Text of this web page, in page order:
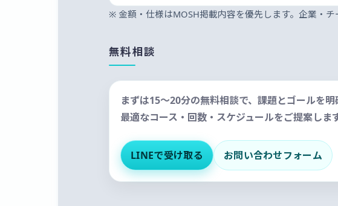
※ 金額・仕様はMOSH掲載内容を優先します。企業・チ
無料相談
まずは15〜20分の無料相談で、課題とゴールを明
最適なコース・回数・スケジュールをご提案します
LINEで受け取る お問い合わせフォーム